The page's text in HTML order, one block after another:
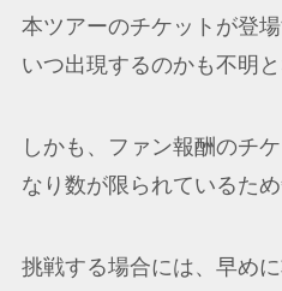
本ツアーのチケットが登
いつ出現するのかも不明
しかも、ファン報酬のチ
なり数が限られているた
挑戦する場合には、早め